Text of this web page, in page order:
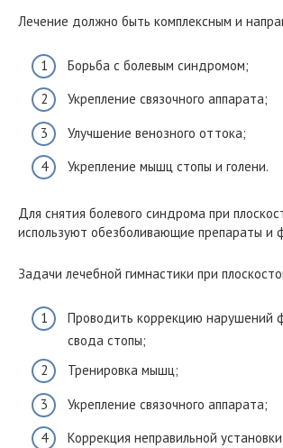
Лечение должно быть комплексным и
Борьба с болевым синдромом;
Укрепление связочного аппарата;
Улучшение венозного оттока;
Укрепление мышц стопы и голени.
Для снятия болевого синдрома при
используют обезболивающие препараты и
Задачи лечебной гимнастики при
Проводить коррекцию нарушений
свода стопы;
Тренировка мышц;
Укрепление связочного аппарата;
Коррекция неправильной